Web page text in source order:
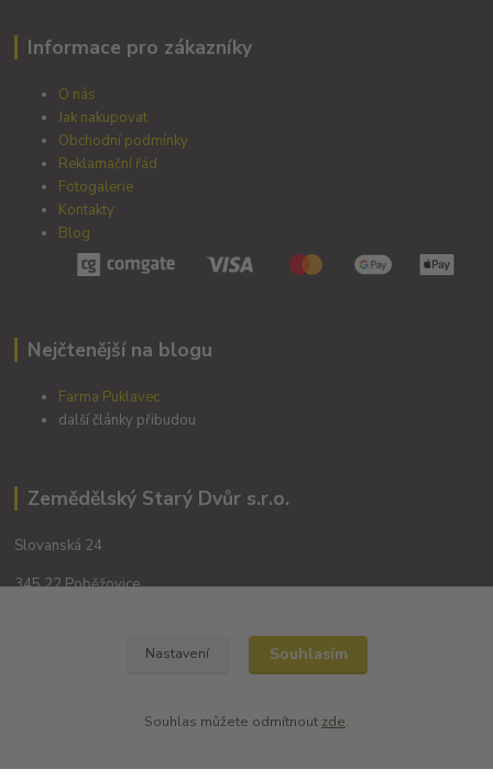
Informace pro zákazníky
O nás
Jak nakupovat
Obchodní podmínky
Reklamační řád
Fotogalerie
Kontakty
Blog
Nejčtenější na blogu
Farma Puklavec
další články přibudou
Zemědělský Starý Dvůr s.r.o.
Slovanská 24
345 22 Poběžovice
Nastavení Souhlasím
Souhlas můžete odmítnout zde.